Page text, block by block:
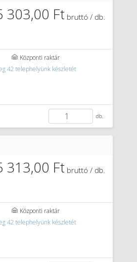
303,00 Ft bruttó / db.
Központi raktár
42 telephelyünk készletét
db.
313,00 Ft bruttó / db.
Központi raktár
42 telephelyünk készletét